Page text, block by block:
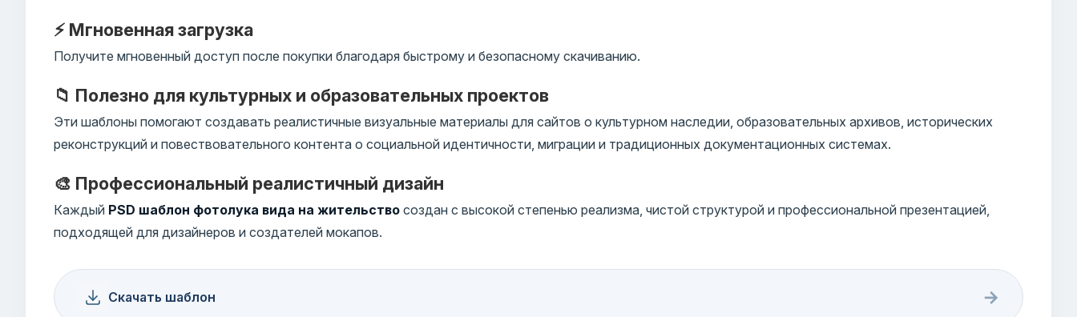
⚡ Мгновенная загрузка
Получите мгновенный доступ после покупки благодаря быстрому и безопасному скачиванию.
📁 Полезно для культурных и образовательных проектов
Эти шаблоны помогают создавать реалистичные визуальные материалы для сайтов о культурном наследии, образовательных архивов, исторических
реконструкций и повествовательного контента о социальной идентичности, миграции и традиционных документационных системах.
🎨 Профессиональный реалистичный дизайн
Каждый PSD шаблон фотолука вида на жительство создан с высокой степенью реализма, чистой структурой и профессиональной презентацией,
подходящей для дизайнеров и создателей мокапов.
Скачать шаблон →